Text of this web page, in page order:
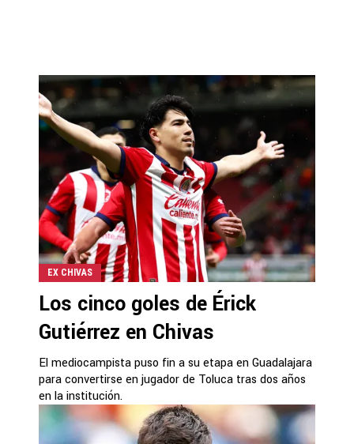
EX CHIVAS
Los cinco goles de Érick
Gutiérrez en Chivas
El mediocampista puso fin a su etapa en Guadalajara
para convertirse en jugador de Toluca tras dos años
en la institución.